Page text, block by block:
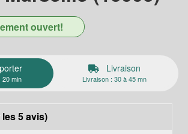
ouvert!
20 min
Livraison
Livraison : 30 à 45 mn
5 avis)